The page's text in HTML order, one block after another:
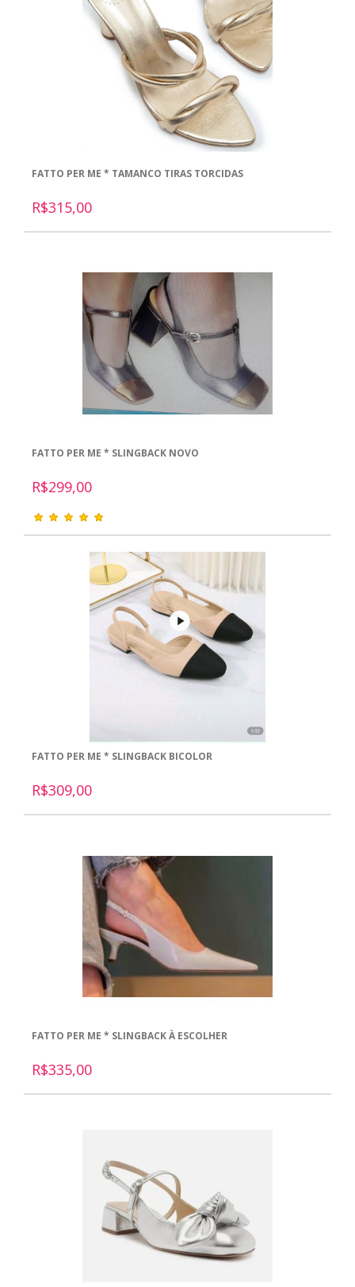
FATTO PER ME * TAMANCO TIRAS TORCIDAS
R$315,00
FATTO PER ME * SLINGBACK NOVO
R$299,00
FATTO PER ME * SLINGBACK BICOLOR
R$309,00
FATTO PER ME * SLINGBACK À ESCOLHER
R$335,00